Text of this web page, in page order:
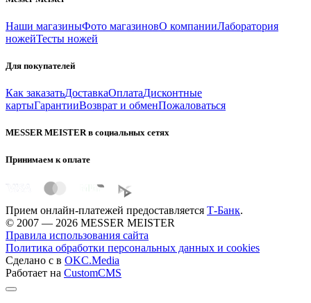
Наши магазиныФото магазиновО компанииЛаборатория
ножейТесты ножей
Для покупателей
Как заказатьДоставкаОплатаДисконтные
картыГарантииВозврат и обменПожаловаться
MESSER MEISTER в социальных сетях
Принимаем к оплате
Прием онлайн-платежей предоставляется Т-Банк.
© 2007 — 2026 MESSER MEISTER
Правила использования сайта
Политика обработки персональных данных и cookies
Сделано с в OKC.Media
Работает на CustomCMS